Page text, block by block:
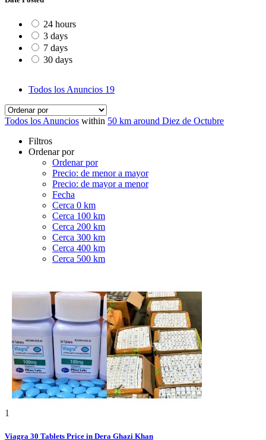
24 hours
3 days
7 days
30 days
Todos los Anuncios 19
Todos los Anuncios within 50 km around Diez de Octubre
Filtros
Ordenar por
Ordenar por
Precio: de menor a mayor
Precio: de mayor a menor
Fecha
Cerca 0 km
Cerca 100 km
Cerca 200 km
Cerca 300 km
Cerca 400 km
Cerca 500 km
1
Viagra 30 Tablets Price in Dera Ghazi Khan